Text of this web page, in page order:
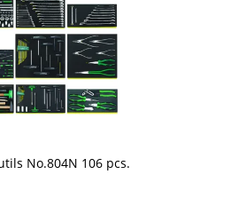
No.804N 106 pcs.